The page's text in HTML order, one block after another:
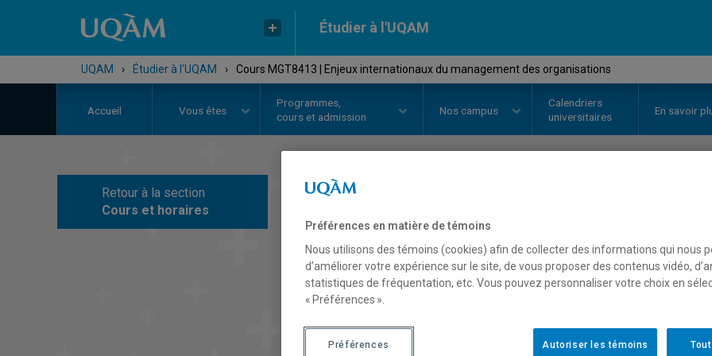
Étudier à l'UQAM
UQAM › Étudier à l'UQAM › Cours MGT8413 | Enjeux internationaux du management des organisations
Accueil Vous êtes
Programmes,
cours et admission
Nos campus
Calendriers
universitaires
En savoir
Retour à la section
Cours et horaires
Enjeux
management des
Description
Préférences en matière de témoins
Nous utilisons des témoins (cookies) afin de collecter des informations qui nous
d’améliorer votre expérience sur le site, de vous proposer des contenus vidéo,
statistiques de fréquentation, etc. Vous pouvez personnaliser votre choix en
« Préférences ».
Autoriser les témoins
Préférences